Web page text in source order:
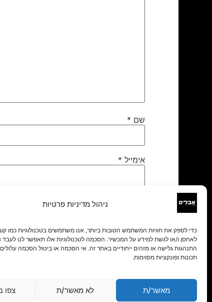
ניהול מדיניות פרטיות
לאחסן ו/או לגשת למידע על המכשיר. הסכמה לטכנולוגיות אלו תאפשר לנו לעבד
התנהגות גלישה או מזהים ייחודיים באתר זה. אי הסכמה או ביטול הסכמה
תכונות ופונקציות מסוימות.
מאשר/ת לא מאשר/ת צפו
שם *
אימייל *